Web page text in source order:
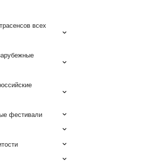
всех
фестивали